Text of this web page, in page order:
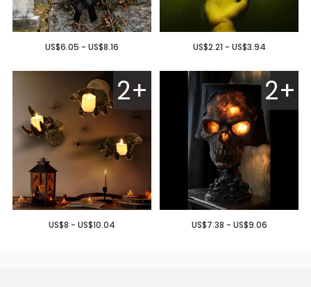
US$6.05 - US$8.16 US$2.21 - US$3.94
2+
US$8 - US$10.04
2+
US$7.38 - US$9.06